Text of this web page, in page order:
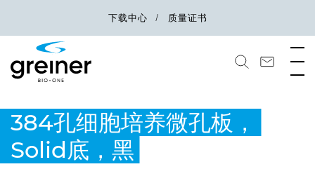
下载中心 质量证书
384孔细胞培养微孔板，
Solid底，黑